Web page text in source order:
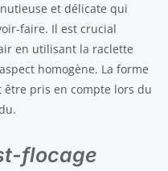
et délicate qui
faire. Il est crucial
en utilisant la raclette
homogène. La forme
pris en compte lors du
flocage